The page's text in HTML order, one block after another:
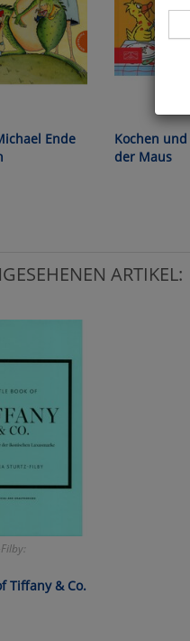
Ende
Kochen
der Maus
ARTIKEL:
Tiffany & Co.